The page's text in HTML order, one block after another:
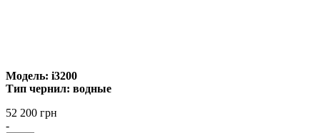
Модель: i3200
Тип чернил: водные
52 200 грн
-